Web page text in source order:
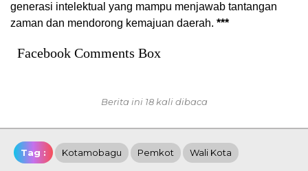
generasi intelektual yang mampu menjawab tantangan
zaman dan mendorong kemajuan daerah. ***
Facebook Comments Box
Berita ini 18 kali dibaca
Tag : Kotamobagu Pemkot Wali Kota